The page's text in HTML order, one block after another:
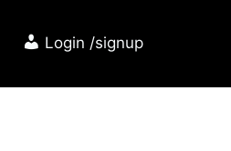
Login /signup